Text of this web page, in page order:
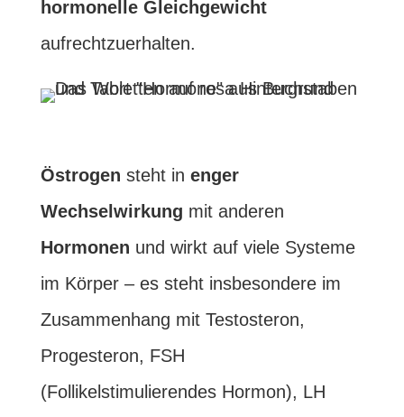
hormonelle Gleichgewicht
aufrechtzuerhalten.
Östrogen steht in enger
Wechselwirkung mit anderen
Hormonen und wirkt auf viele Systeme
im Körper – es steht insbesondere im
Zusammenhang mit Testosteron,
Progesteron, FSH
(Follikelstimulierendes Hormon), LH